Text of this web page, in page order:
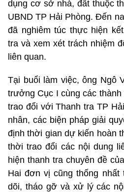
dụng cơ sở nhà, đất thuộc
UBND TP Hải Phòng. Đến
đã nghiêm túc thực hiện
tra và xem xét trách nhiệm
liên quan.
Tại buổi làm việc, ông Ngô
trưởng Cục I cùng các
trao đổi với Thanh tra TP
nhân, các biện pháp giải
định thời gian dự kiến hoàn
thời trao đổi các nội dung
hiện thanh tra chuyên đề
Hai đơn vị cũng thống nhất
dõi, tháo gỡ và xử lý các